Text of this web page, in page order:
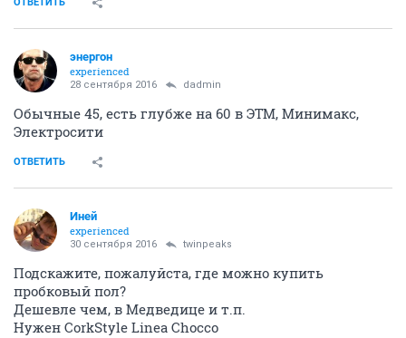
энергон
experienced
28 сентября 2016 dadmin
Обычные 45, есть глубже на 60 в ЭТМ, Минимакс,
Электросити
ОТВЕТИТЬ
Иней
experienced
30 сентября 2016 twinpeaks
Подскажите, пожалуйста, где можно купить
пробковый пол?
Дешевле чем, в Медведице и т.п.
Нужен CorkStyle Linea Chocco